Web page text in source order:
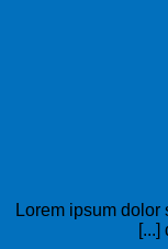
Lorem ipsum dolor